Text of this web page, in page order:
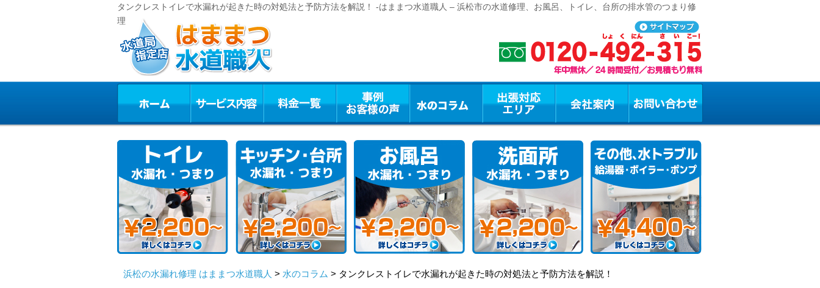
タンクレストイレで水漏れが起きた時の対処法と予防方法を解説！ -はままつ水道職人 – 浜松市の水道修理、お風呂、トイレ、台所の排水管のつまり修
理
浜松の水漏れ修理 はままつ水道職人 > 水のコラム > タンクレストイレで水漏れが起きた時の対処法と予防方法を解説！